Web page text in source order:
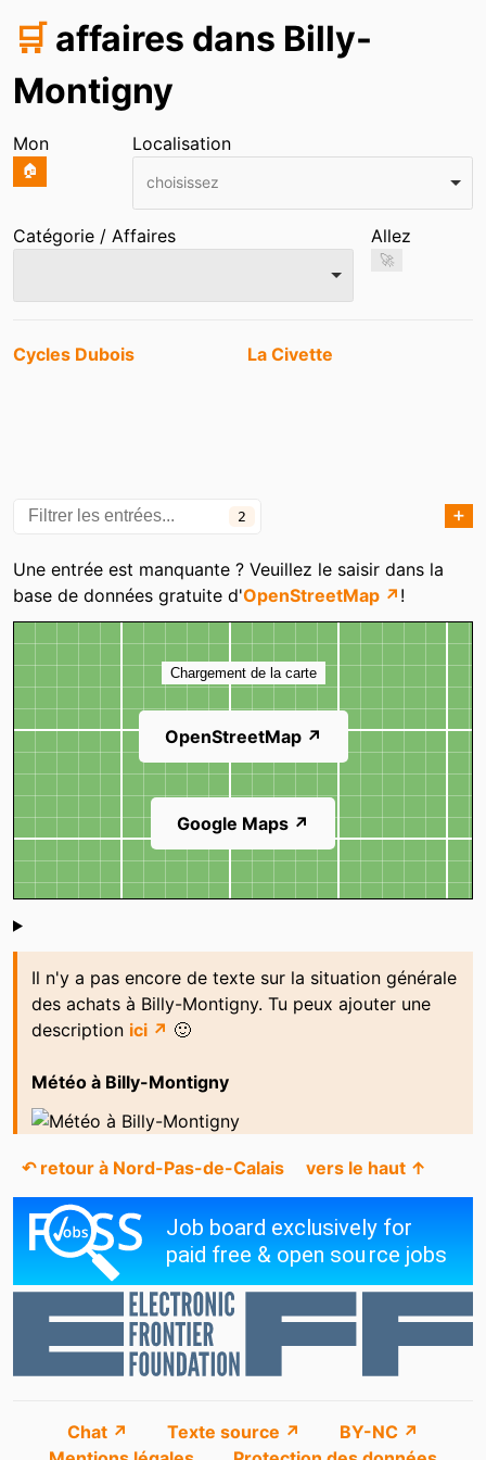
🛒 affaires dans Billy-
Montigny
Mon
🏠
Localisation
choisissez
Catégorie / Affaires Allez
🚀
Entrées
Cycles Dubois La Civette
2 ➕
Catégories
Une entrée est manquante ? Veuillez le saisir dans la
base de données gratuite d'OpenStreetMap ↗ !
Carte
Chargement de la carte
OpenStreetMap ↗
Google Maps ↗
Shoutbox
Il n'y a pas encore de texte sur la situation générale
des achats à Billy-Montigny. Tu peux ajouter une
description ici ↗ 🙂
Météo à Billy-Montigny
↶ retour à Nord-Pas-de-Calais vers le haut ↑
Chat ↗ Texte source ↗
BY-NC ↗